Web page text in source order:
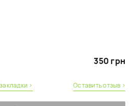
крючок, на который с одной стороны
стороны крепится удерживавшая
механизм приводится в
Изнутри грызун не может открыть
350 грн
› Оставить отзыв ›